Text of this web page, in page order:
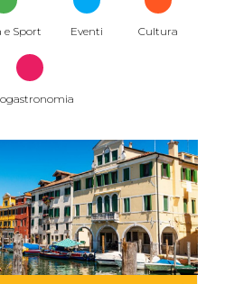
e Sport Eventi Cultura